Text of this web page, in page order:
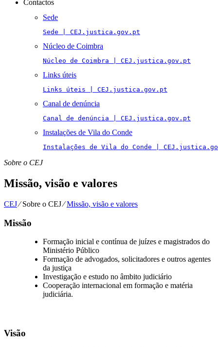
Contactos
Sede
Sede | CEJ.justica.gov.pt
Núcleo de Coimbra
Núcleo de Coimbra | CEJ.justica.gov.pt
Links úteis
Links úteis | CEJ.justica.gov.pt
Canal de denúncia
Canal de denúncia | CEJ.justica.gov.pt
Instalações de Vila do Conde
Instalações de Vila do Conde |
Sobre o CEJ
Missão, visão e valores
CEJ⁄Sobre o CEJ⁄Missão, visão e valores
Missão
Formação inicial e contínua de juízes e magistrados do
Ministério Público
Formação de advogados, solicitadores e outros agentes
da justiça
Investigação e estudo no âmbito judiciário
Cooperação internacional em formação e matéria
judiciária.
Visão